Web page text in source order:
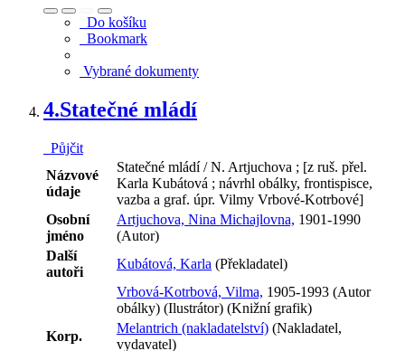
Do košíku
Bookmark
Vybrané dokumenty
4.Statečné mládí
Půjčit
Názvové
údaje
Statečné mládí / N. Artjuchova ; [z ruš. přel.
Karla Kubátová ; návrhl obálky, frontispisce,
vazba a graf. úpr. Vilmy Vrbové-Kotrbové]
Osobní
jméno
Artjuchova, Nina Michajlovna, 1901-1990
(Autor)
Další
autoři
Kubátová, Karla (Překladatel)
Vrbová-Kotrbová, Vilma, 1905-1993 (Autor
obálky) (Ilustrátor) (Knižní grafik)
Korp.
Melantrich (nakladatelství) (Nakladatel,
vydavatel)